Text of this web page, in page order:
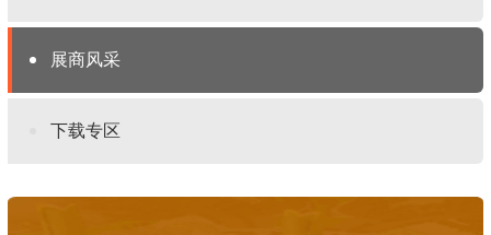
展商风采
下载专区